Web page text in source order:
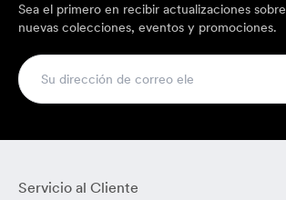
Sea el primero en recibir actualizaciones sobre
nuevas colecciones, eventos y promociones.
Servicio al Cliente